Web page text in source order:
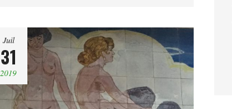
Juil
31
2019